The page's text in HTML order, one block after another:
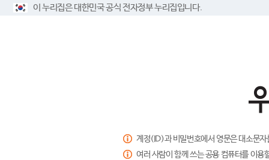
이 누리집은 대한민국 공식 전자정부 누리집입니다.
계정(ID)과 비밀번호에서 영문은 대소문
여러 사람이 함께 쓰는 공용 컴퓨터를 이